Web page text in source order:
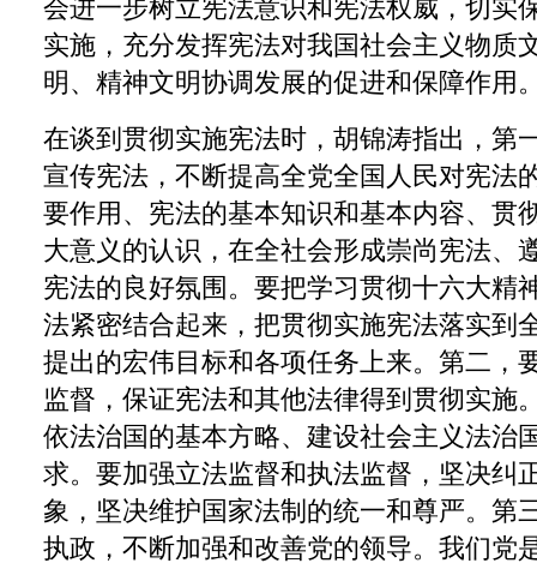
会进一步树立宪法意识和宪法权威，切实
实施，充分发挥宪法对我国社会主义物质
明、精神文明协调发展的促进和保障作用
在谈到贯彻实施宪法时，胡锦涛指出，第
宣传宪法，不断提高全党全国人民对宪法
要作用、宪法的基本知识和基本内容、贯
大意义的认识，在全社会形成崇尚宪法、
宪法的良好氛围。要把学习贯彻十六大精
法紧密结合起来，把贯彻实施宪法落实到
提出的宏伟目标和各项任务上来。第二，
监督，保证宪法和其他法律得到贯彻实施
依法治国的基本方略、建设社会主义法治
求。要加强立法监督和执法监督，坚决纠
象，坚决维护国家法制的统一和尊严。第
执政，不断加强和改善党的领导。我们党